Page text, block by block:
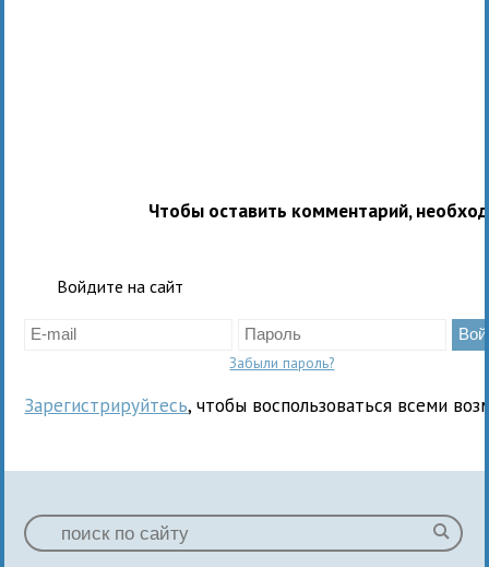
Чтобы оставить комментарий,
Войдите на сайт
Забыли пароль?
Зарегистрируйтесь, чтобы воспользоваться всеми